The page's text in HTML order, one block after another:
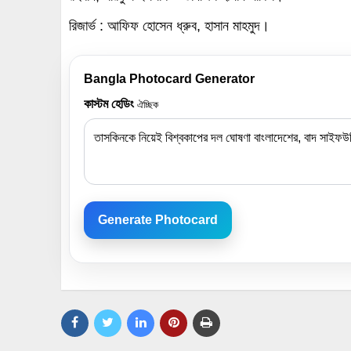
রিজার্ভ : আফিফ হোসেন ধ্রুব, হাসান মাহমুদ।
Bangla Photocard Generator
কাস্টম হেডিং ঐচ্ছিক
Generate Photocard